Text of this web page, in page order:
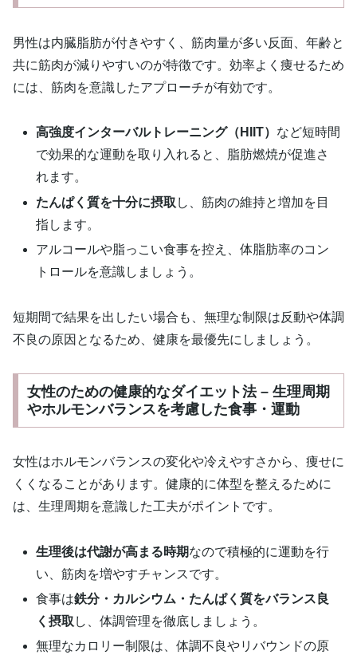
男性は内臓脂肪が付きやすく、筋肉量が多い反面、年齢と
共に筋肉が減りやすいのが特徴です。効率よく痩せるため
には、筋肉を意識したアプローチが有効です。
高強度インターバルトレーニング（HIIT） など短時間
で効果的な運動を取り入れると、脂肪燃焼が促進さ
れます。
たんぱく質を十分に摂取 し、筋肉の維持と増加を目
指します。
アルコールや脂っこい食事を控え、体脂肪率のコン
トロールを意識しましょう。
短期間で結果を出したい場合も、無理な制限は反動や体調
不良の原因となるため、健康を最優先にしましょう。
女性のための健康的なダイエット法 – 生理周期
やホルモンバランスを考慮した食事・運動
女性はホルモンバランスの変化や冷えやすさから、痩せに
くくなることがあります。健康的に体型を整えるために
は、生理周期を意識した工夫がポイントです。
生理後は代謝が高まる時期なので積極的に運動を行
い、筋肉を増やすチャンスです。
食事は鉄分・カルシウム・たんぱく質をバランス良
く摂取 し、体調管理を徹底しましょう。
無理なカロリー制限は、体調不良やリバウンドの原